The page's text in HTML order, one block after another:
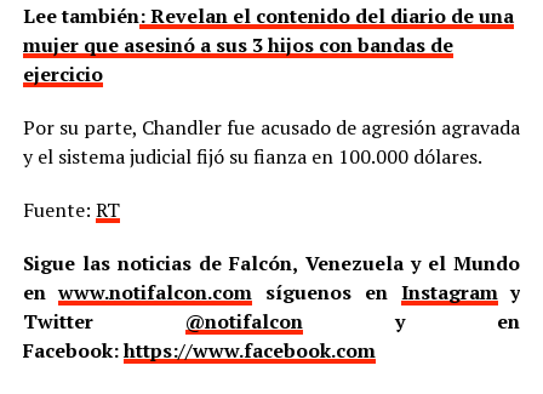
Lee también: Revelan el contenido del diario de una
mujer que asesinó a sus 3 hijos con bandas de
ejercicio
Por su parte, Chandler fue acusado de agresión agravada
y el sistema judicial fijó su fianza en 100.000 dólares.
Fuente: RT
Sigue las noticias de Falcón, Venezuela y el Mundo
enwww.notifalcon.com síguenos en Instagramy
Twitter @notifalcony en
Facebook:https://www.facebook.com